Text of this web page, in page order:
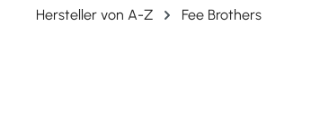
Hersteller von A-Z Fee Brothers